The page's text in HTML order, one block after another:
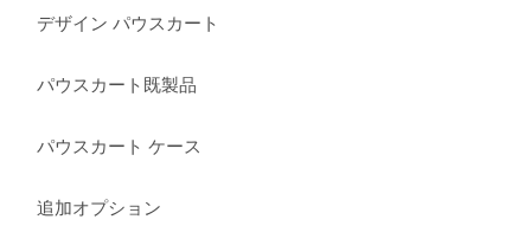
デザイン パウスカート
パウスカート既製品
パウスカート ケース
追加オプション